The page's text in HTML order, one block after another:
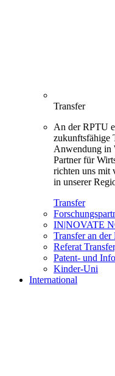
Transfer
An der RPTU
zukunftsfähige
Anwendung in
Partner für
richten uns mit
in unserer
Transfer
IN|NOVATE
Transfer an
Referat
Patent- und
Kinder-Uni
International